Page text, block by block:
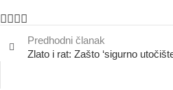
Predhodni članak
Zlato i rat: Zašto ‘sigurno